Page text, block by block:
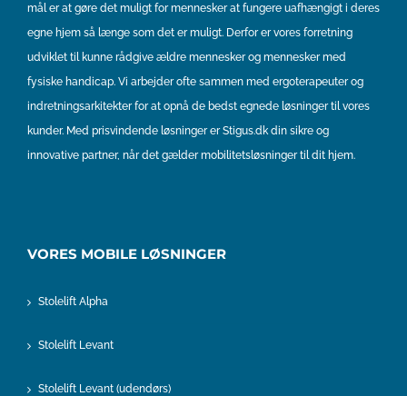
mål er at gøre det muligt for mennesker at fungere uafhængigt i deres
egne hjem så længe som det er muligt. Derfor er vores forretning
udviklet til kunne rådgive ældre mennesker og mennesker med
fysiske handicap. Vi arbejder ofte sammen med ergoterapeuter og
indretningsarkitekter for at opnå de bedst egnede løsninger til vores
kunder. Med prisvindende løsninger er Stigus.dk din sikre og
innovative partner, når det gælder mobilitetsløsninger til dit hjem.
VORES MOBILE LØSNINGER
Stolelift Alpha
Stolelift Levant
Stolelift Levant (udendørs)